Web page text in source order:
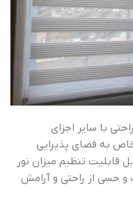
با سایر اجزای
به فضای پذیرایی
قابلیت تنظیم میزان نور
حسی از راحتی و آرامش